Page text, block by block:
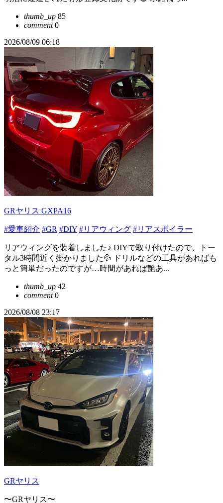
thumb_up 85
comment0
2026/08/09 06:18
GRヤリス GXPA16
#愛車紹介 #GR #DIY #リアウィング #リアスポイラー
リアウィングを装着しました♪ DIYで取り付けたので、トー
タル3時間近く掛かりました💦 ドリルなどの工具があればも
っと簡単だったのですが…時間があれば艶あ...
thumb_up 42
comment0
2026/08/08 23:17
GRヤリス
〜GRヤリス〜